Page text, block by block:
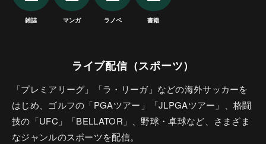
雑誌 マンガ ラノベ 書籍
ライブ配信（スポーツ）
「プレミアリーグ」「ラ・リーガ」などの海外サッカーを
はじめ、ゴルフの「PGAツアー」「JLPGAツアー」、格闘
技の「UFC」「BELLATOR」、野球・卓球など、さまざま
なジャンルのスポーツを配信。